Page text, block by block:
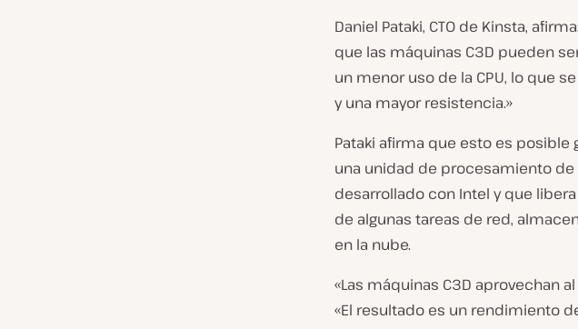
Daniel Pataki, CTO de Kinsta,
que las máquinas C3D pueden
un menor uso de la CPU, lo que
y una mayor resistencia.»
Pataki afirma que esto es posible
una unidad de procesamiento de
desarrollado con Intel y que
de algunas tareas de red,
en la nube.
«Las máquinas C3D aprovechan
«El resultado es un rendimiento